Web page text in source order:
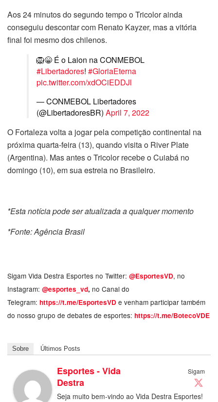
Aos 24 minutos do segundo tempo o Tricolor ainda
conseguiu descontar com Renato Kayzer, mas a vitória
final foi mesmo dos chilenos.
🦁😁 É o Laion na CONMEBOL
#Libertadores! #GloriaEterna
pic.twitter.com/xdOCiEDDJl
— CONMEBOL Libertadores
(@LibertadoresBR) April 7, 2022
O Fortaleza volta a jogar pela competição continental na
próxima quarta-feira (13), quando visita o River Plate
(Argentina). Mas antes o Tricolor recebe o Cuiabá no
domingo (10), em sua estreia no Brasileiro.
*Esta notícia pode ser atualizada a qualquer momento
*Fonte: Agência Brasil
Sigam Vida Destra Esportes no Twitter: @EsportesVD, no
Instagram: @esportes_vd, no Canal do
Telegram: https://t.me/EsportesVD e venham participar também
do nosso grupo de debates de esportes: https://t.me/BotecoVDE
Sobre Últimos Posts
Sigam
Esportes - Vida
Destra
Seja muito bem-vindo ao Vida Destra Esportes!